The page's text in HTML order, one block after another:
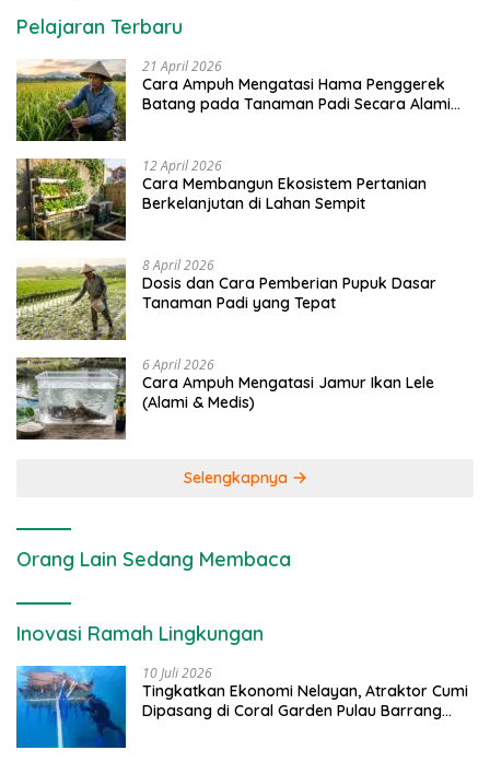
Pelajaran Terbaru
21 April 2026
Cara Ampuh Mengatasi Hama Penggerek
Batang pada Tanaman Padi Secara Alami
12 April 2026
Cara Membangun Ekosistem Pertanian
Berkelanjutan di Lahan Sempit
8 April 2026
Dosis dan Cara Pemberian Pupuk Dasar
Tanaman Padi yang Tepat
6 April 2026
Cara Ampuh Mengatasi Jamur Ikan Lele
(Alami & Medis)
Selengkapnya
Orang Lain Sedang Membaca
Inovasi Ramah Lingkungan
10 Juli 2026
Tingkatkan Ekonomi Nelayan, Atraktor Cumi
Dipasang di Coral Garden Pulau Barrang